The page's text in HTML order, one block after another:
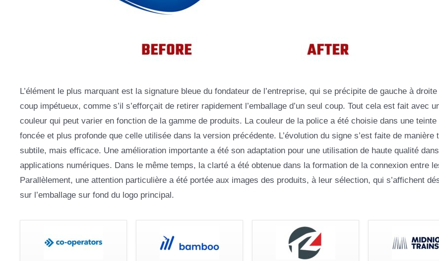
L’élément le plus marquant est la signature bleue du fondateur de l’entreprise, qui se précipite de gauche à droite
coup impétueux, comme s’il s’efforçait de retirer rapidement l’emballage d’un seul coup. Tout cela est fait avec
couleur qui peut varier en fonction de la gamme de produits. La couleur de la police a été choisie dans une teinte
foncée et plus profonde que celle utilisée dans la version précédente. L’évolution du signe s’est faite de manière
subtile, mais efficace. Une amélioration importante a été son adaptation pour une utilisation de haute qualité
applications numériques. Dans le même temps, la clarté a été obtenue dans la formation de la connexion entre
Parallèlement, une attention particulière a été portée aux images des produits, à leur sélection, qui s’affichent
sur l’emballage sur fond du logo principal.